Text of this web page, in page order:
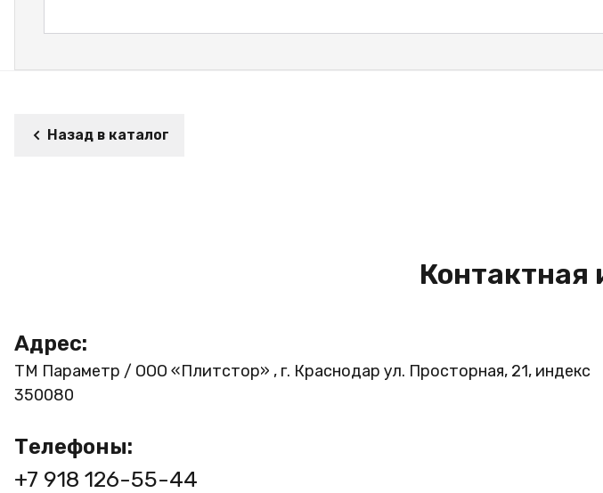
Назад в каталог
Адрес:
ТМ Параметр / ООО «Плитстор» , г. Краснодар ул. Просторная, 21, индекс
350080
Телефоны:
+7 918 126-55-44